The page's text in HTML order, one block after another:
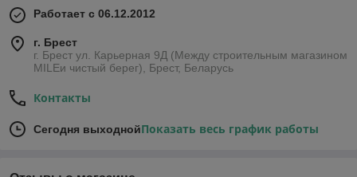
Работает с 06.12.2012
г. Брест
г. Брест ул. Карьерная 9Д (Между строительным магазином
MILEи чистый берег), Брест, Беларусь
Контакты
Сегодня выходнойПоказать весь график работы